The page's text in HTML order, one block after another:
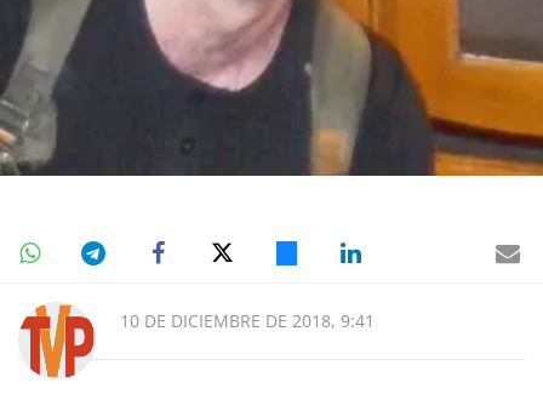
10 DE DICIEMBRE DE 2018, 9:41